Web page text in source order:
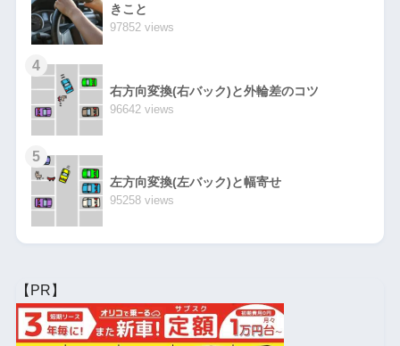
きこと
97852 views
4
右方向変換(右バック)と外輪差のコツ
96642 views
5
左方向変換(左バック)と幅寄せ
95258 views
【PR】